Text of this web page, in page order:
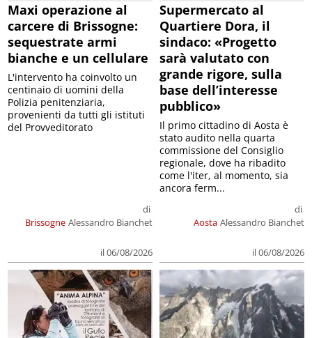
Maxi operazione al
carcere di Brissogne:
sequestrate armi
bianche e un cellulare
Brissogne
di
Alessandro Bianchet
il 06/08/2026
L'intervento ha coinvolto un
centinaio di uomini della
Polizia penitenziaria,
provenienti da tutti gli istituti
del Provveditorato
Supermercato al
Quartiere Dora, il
sindaco: «Progetto
sarà valutato con
grande rigore, sulla
base dell’interesse
pubblico»
Aosta
di
Alessandro Bianchet
il 06/08/2026
Il primo cittadino di Aosta è
stato audito nella quarta
commissione del Consiglio
regionale, dove ha ribadito
come l'iter, al momento, sia
ancora ferm...